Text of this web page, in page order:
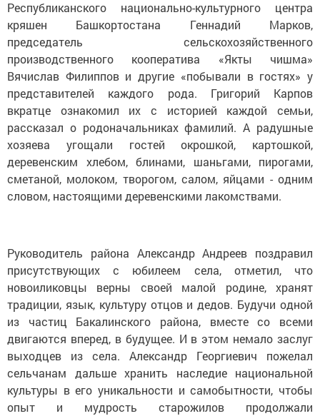
Республиканского национально-культурного центра
кряшен Башкортостана Геннадий Марков,
председатель сельскохозяйственного
производственного кооператива «Якты чишма»
Вячислав Филиппов и другие «побывали в гостях» у
представителей каждого рода. Григорий Карпов
вкратце ознакомил их с историей каждой семьи,
рассказал о родоначальниках фамилий. А радушные
хозяева угощали гостей окрошкой, картошкой,
деревенским хлебом, блинами, шаньгами, пирогами,
сметаной, молоком, творогом, салом, яйцами - одним
словом, настоящими деревенскими лакомствами.
Руководитель района Александр Андреев поздравил
присутствующих с юбилеем села, отметил, что
новоиликовцы верны своей малой родине, хранят
традиции, язык, культуру отцов и дедов. Будучи одной
из частиц Бакалинского района, вместе со всеми
двигаются вперед, в будущее. И в этом немало заслуг
выходцев из села. Александр Георгиевич пожелал
сельчанам дальше хранить наследие национальной
культуры в его уникальности и самобытности, чтобы
опыт и мудрость старожилов продолжали